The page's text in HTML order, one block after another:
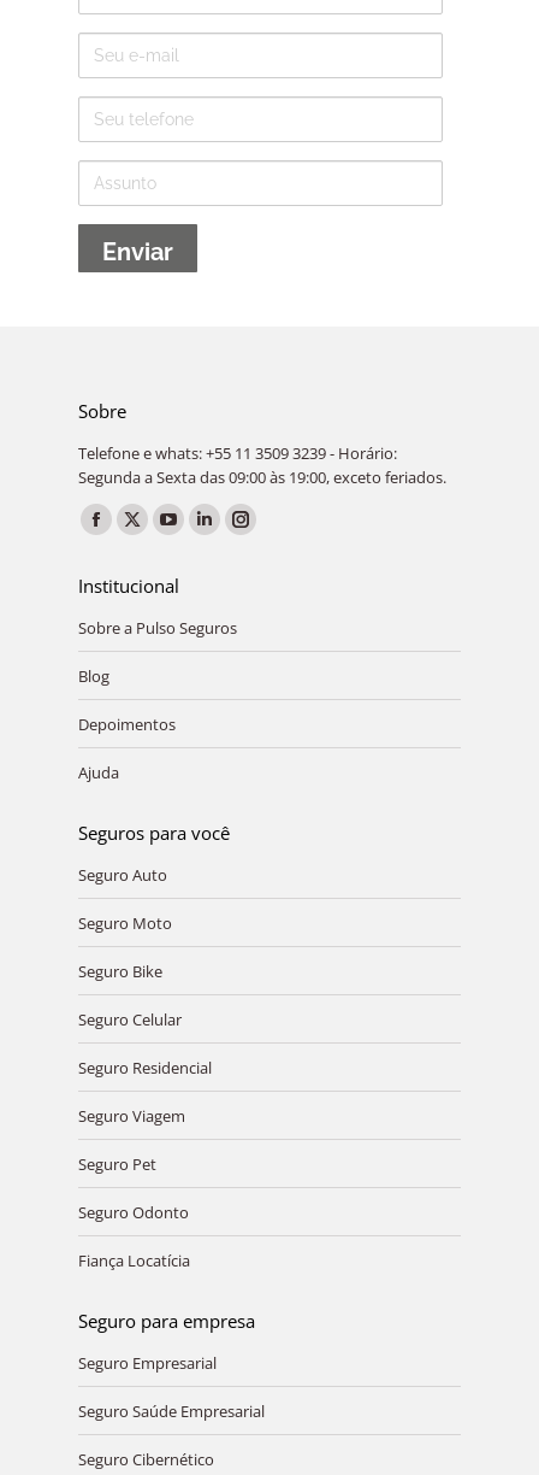
mail
Telefone
Assunto
Sobre
Telefone e whats: +55 11 3509 3239 - Horário:
Segunda a Sexta das 09:00 às 19:00, exceto feriados.
Encontre-nos em:
Facebook
opens
in
new
window
X
opens
in
new
YouTube
opens
in
new
Linkedin
in
new
Instagram
new
Institucional
Sobre a Pulso Seguros
Blog
Depoimentos
Ajuda
Seguros para você
Seguro Auto
Seguro Moto
Seguro Bike
Seguro Celular
Seguro Residencial
Seguro Viagem
Seguro Pet
Seguro Odonto
Fiança Locatícia
Seguro para empresa
Seguro Empresarial
Seguro Saúde Empresarial
Seguro Cibernético